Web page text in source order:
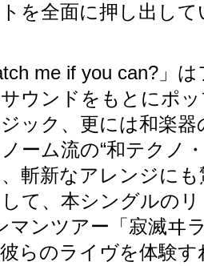
を全面に押し出し
me if you can?」
ウンドをもとにポ
ック、更には和楽
ーム流の“和テクノ
、斬新なアレンジに
て、本シングルの
マンツアー「寂滅ヰ
らのライヴを体験